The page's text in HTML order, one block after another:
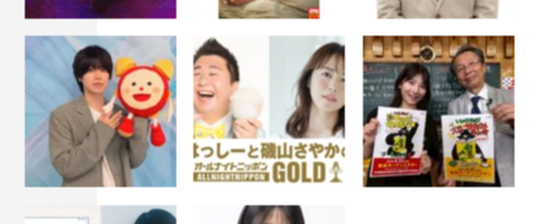
ともこ：でも、『うさかめ』が一番ナチュラルに楽しくで
きてるかなとは思うんですけどね。他の番組だとだんだん
先輩もいなくなって、後輩と一緒に出ることが多いので。
いい緊張感と、振り幅で『うさかめ』は余計に楽しいんで
す。
草彅：今年はいろいろチャレンジしたいね。三味線を3人